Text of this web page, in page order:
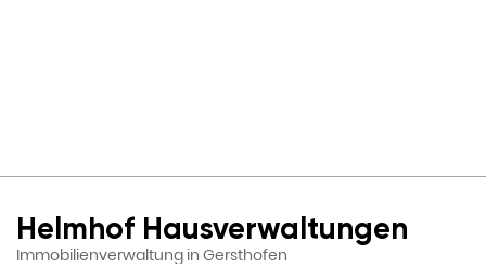
Helmhof Hausverwaltungen
Immobilienverwaltung in Gersthofen